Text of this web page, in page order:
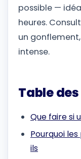
possible —
heures.
un
intense.
Table
Que faire si
Pourquoi
ils